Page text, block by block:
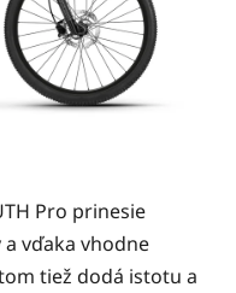
Pro prinesie
vďaka vhodne
tiež dodá istotu a